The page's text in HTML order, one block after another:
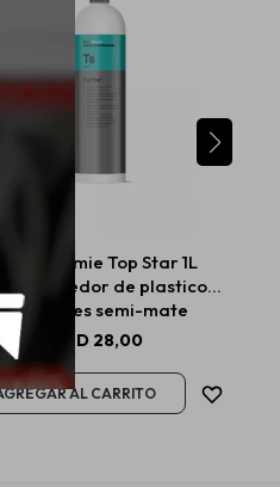
Koch chemie Top Star 1L
Embellecedor de plastico
interiores semi-mate
USD 28,00